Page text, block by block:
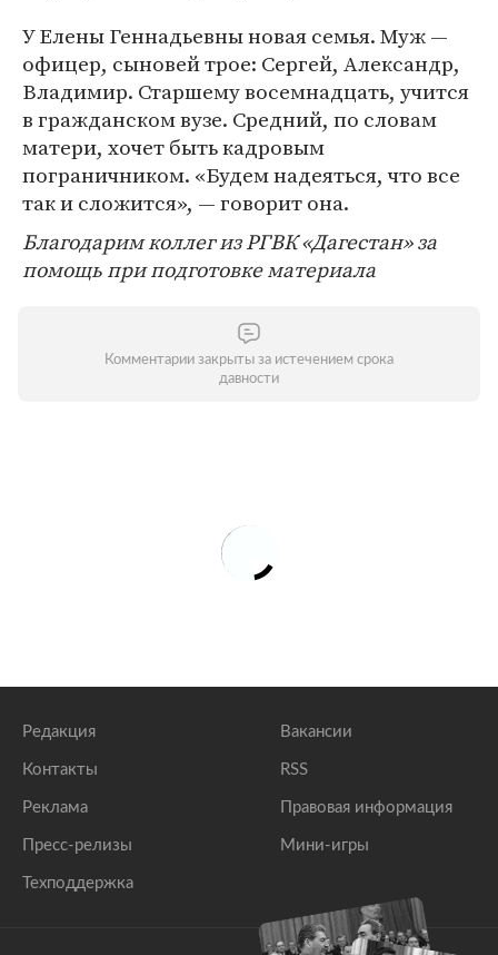
У Елены Геннадьевны новая семья. Муж —
офицер, сыновей трое: Сергей, Александр,
Владимир. Старшему восемнадцать, учится
в гражданском вузе. Средний, по словам
матери, хочет быть кадровым
пограничником. «Будем надеяться, что все
так и сложится», — говорит она.
Благодарим коллег из РГВК «Дагестан» за
помощь при подготовке материала
Комментарии закрыты за истечением срока
давности
Редакция
Контакты
Реклама
Пресс-релизы
Техподдержка
Вакансии
RSS
Правовая информация
Мини-игры